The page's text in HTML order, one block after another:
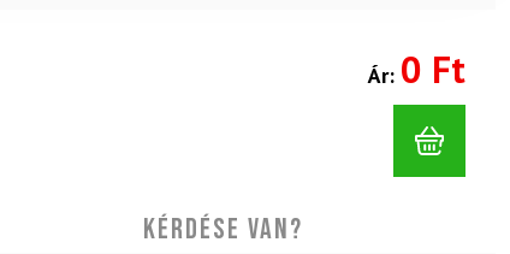
Ár: 0 Ft
Kérdése van?